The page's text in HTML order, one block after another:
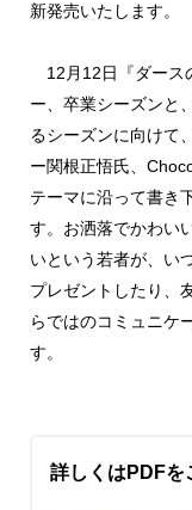
新発売いたします。
12月12日『ダース
ー、卒業シーズンと
るシーズンに向けて
ー関根正悟氏、
テーマに沿って書き
す。お洒落でかわい
いという若者が、い
プレゼントしたり、
らではのコミュニケ
す。
詳しくはPDFを